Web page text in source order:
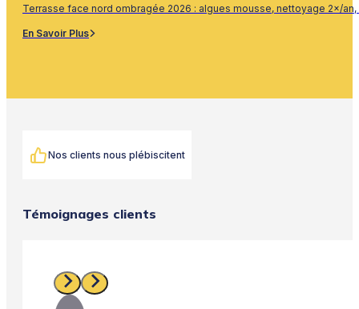
Terrasse face nord ombragée 2026 : algues mousse, nettoyage 2×/
En Savoir Plus
Nos clients nous plébiscitent
Témoignages clients